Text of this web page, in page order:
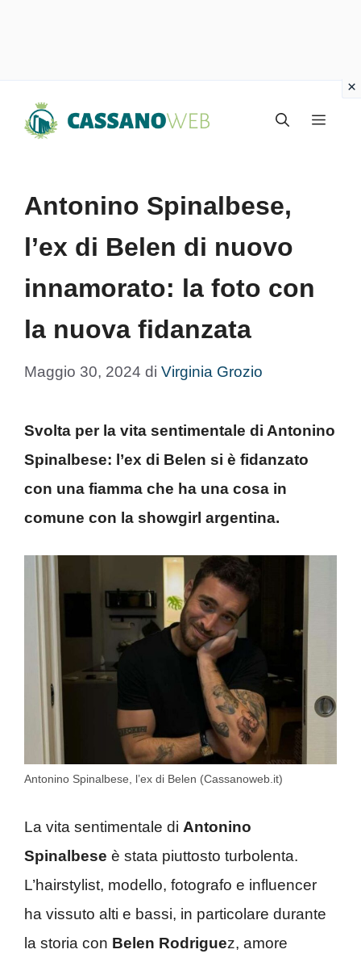
Menu
Antonino Spinalbese,
l’ex di Belen di nuovo
innamorato: la foto con
la nuova fidanzata
Maggio 30, 2024 di Virginia Grozio
Svolta per la vita sentimentale di Antonino
Spinalbese: l’ex di Belen si è fidanzato
con una fiamma che ha una cosa in
comune con la showgirl argentina.
Antonino Spinalbese, l’ex di Belen (Cassanoweb.it)
La vita sentimentale di Antonino
Spinalbese è stata piuttosto turbolenta.
L’hairstylist, modello, fotografo e influencer
ha vissuto alti e bassi, in particolare durante
la storia con Belen Rodriguez, amore